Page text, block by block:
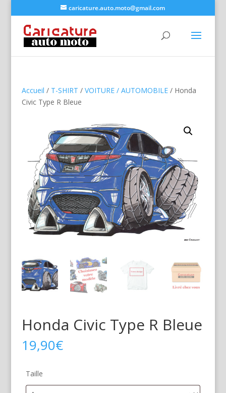
caricature.auto.moto@gmail.com
Accueil / T-SHIRT / VOITURE / AUTOMOBILE/ Honda
Civic Type R Bleue
Honda Civic Type R Bleue
19,90€
Taille